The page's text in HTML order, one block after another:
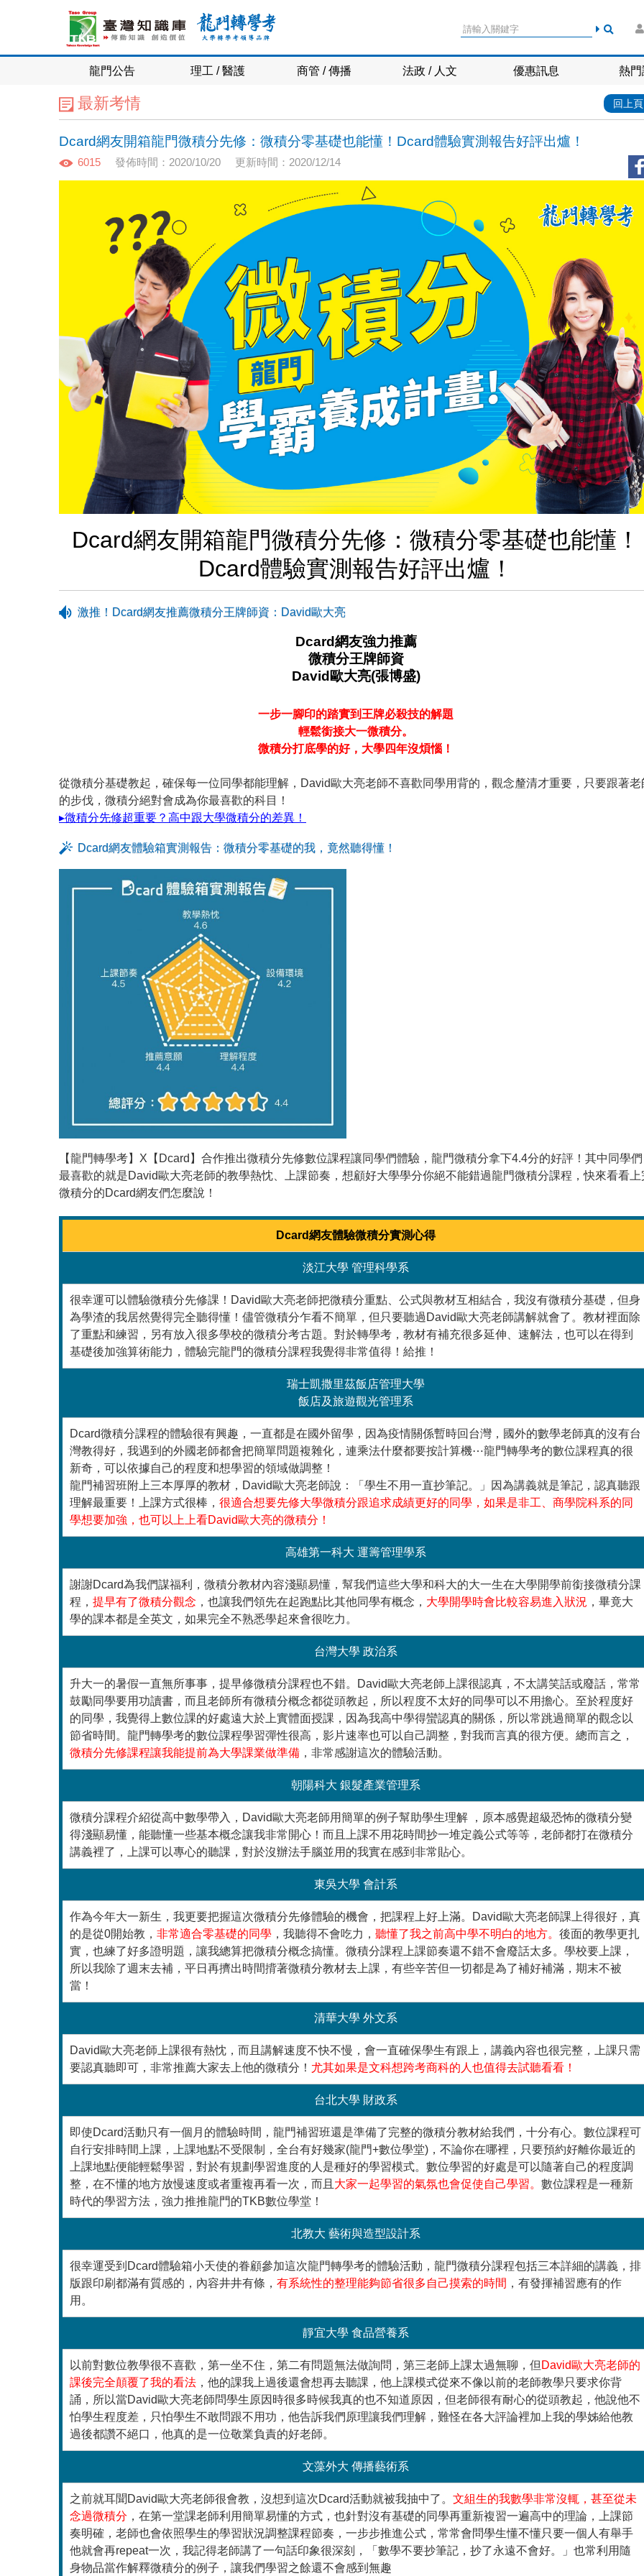
龍門公告 理工 / 醫護 商管 / 傳播 法政 / 人文 優惠訊息 熱
最新考情 回上頁
Dcard網友開箱龍門微積分先修：微積分零基礎也能懂！Dcard體驗實測報告好評出爐！
6015 發佈時間：2020/10/20 更新時間：2020/12/14
Dcard網友開箱龍門微積分先修：微積分零基礎也能懂！
Dcard體驗實測報告好評出爐！
激推！Dcard網友推薦微積分王牌師資：David歐大亮
Dcard網友強力推薦
微積分王牌師資
David歐大亮(張博盛)
一步一腳印的踏實到王牌必殺技的解題
輕鬆銜接大一微積分。
微積分打底學的好，大學四年沒煩惱！
從微積分基礎教起，確保每一位同學都能理解，David歐大亮老師不喜歡同學用背的，觀念釐清才重要，只要跟著老
的步伐，微積分絕對會成為你最喜歡的科目！
▸微積分先修超重要？高中跟大學微積分的差異！
Dcard網友體驗箱實測報告：微積分零基礎的我，竟然聽得懂！
【龍門轉學考】X【Dcard】合作推出微積分先修數位課程讓同學們體驗，龍門微積分拿下4.4分的好評！其中同學們
最喜歡的就是David歐大亮老師的教學熱忱、上課節奏，想顧好大學學分你絕不能錯過龍門微積分課程，快來看看上
微積分的Dcard網友們怎麼說！
Dcard網友體驗微積分實測心得
淡江大學 管理科學系
很幸運可以體驗微積分先修課！David歐大亮老師把微積分重點、公式與教材互相結合，我沒有微積分基礎，但身
為學渣的我居然覺得完全聽得懂！儘管微積分乍看不簡單，但只要聽過David歐大亮老師講解就會了。教材裡面除
了重點和練習，另有放入很多學校的微積分考古題。對於轉學考，教材有補充很多延伸、速解法，也可以在得到
基礎後加強算術能力，體驗完龍門的微積分課程我覺得非常值得！給推！
瑞士凱撒里茲飯店管理大學
飯店及旅遊觀光管理系
Dcard微積分課程的體驗很有興趣，一直都是在國外留學，因為疫情關係暫時回台灣，國外的數學老師真的沒有台
灣教得好，我遇到的外國老師都會把簡單問題複雜化，連乘法什麼都要按計算機⋯龍門轉學考的數位課程真的很
新奇，可以依據自己的程度和想學習的領域做調整！
龍門補習班附上三本厚厚的教材，David歐大亮老師說：「學生不用一直抄筆記。」因為講義就是筆記，認真聽跟
理解最重要！上課方式很棒， 很適合想要先修大學微積分跟追求成績更好的同學 ，如果是非工、商學院科系的同
學想要加強，也可以上上看David歐大亮的微積分！
高雄第一科大 運籌管理學系
謝謝Dcard為我們謀福利，微積分教材內容淺顯易懂，幫我們這些大學和科大的大一生在大學開學前銜接微積分課
程， 提早有了微積分觀念 ，也讓我們領先在起跑點比其他同學有概念， 大學開學時會比較容易進入狀況 ，畢竟大
學的課本都是全英文，如果完全不熟悉學起來會很吃力。
台灣大學 政治系
升大一的暑假一直無所事事，提早修微積分課程也不錯。David歐大亮老師上課很認真，不太講笑話或廢話，常常
鼓勵同學要用功讀書，而且老師所有微積分概念都從頭教起，所以程度不太好的同學可以不用擔心。至於程度好
的同學，我覺得上數位課的好處遠大於上實體面授課，因為我高中學得蠻認真的關係，所以常跳過簡單的觀念以
節省時間。龍門轉學考的數位課程學習彈性很高，影片速率也可以自己調整，對我而言真的很方便。總而言之，
微積分先修課程讓我能提前為大學課業做準備 ，非常感謝這次的體驗活動。
朝陽科大 銀髮產業管理系
微積分課程介紹從高中數學帶入，David歐大亮老師用簡單的例子幫助學生理解 ，原本感覺超級恐怖的微積分變
得淺顯易懂，能聽懂一些基本概念讓我非常開心！而且上課不用花時間抄一堆定義公式等等，老師都打在微積分
講義裡了，上課可以專心的聽課，對於沒辦法手腦並用的我實在感到非常貼心。
東吳大學 會計系
作為今年大一新生，我更要把握這次微積分先修體驗的機會，把課程上好上滿。David歐大亮老師課上得很好，真
的是從0開始教， 非常適合零基礎的同學 ，我聽得不會吃力， 聽懂了我之前高中學不明白的地方。 後面的教學更扎
實，也練了好多證明題，讓我總算把微積分概念搞懂。微積分課程上課節奏還不錯不會廢話太多。學校要上課，
所以我除了週末去補，平日再擠出時間揹著微積分教材去上課，有些辛苦但一切都是為了補好補滿，期末不被
當！
清華大學 外文系
David歐大亮老師上課很有熱忱，而且講解速度不快不慢，會一直確保學生有跟上，講義內容也很完整，上課只需
要認真聽即可，非常推薦大家去上他的微積分！ 尤其如果是文科想跨考商科的人也值得去試聽看看！
台北大學 財政系
即使Dcard活動只有一個月的體驗時間，龍門補習班還是準備了完整的微積分教材給我們，十分有心。數位課程可
自行安排時間上課，上課地點不受限制，全台有好幾家(龍門+數位學堂)，不論你在哪裡，只要預約好離你最近的
上課地點便能輕鬆學習，對於有規劃學習進度的人是種好的學習模式。數位學習的好處是可以隨著自己的程度調
整，在不懂的地方放慢速度或者重複再看一次，而且 大家一起學習的氣氛也會促使自己學習。 數位課程是一種新
時代的學習方法，強力推推龍門的TKB數位學堂！
北教大 藝術與造型設計系
很幸運受到Dcard體驗箱小天使的眷顧參加這次龍門轉學考的體驗活動，龍門微積分課程包括三本詳細的講義，排
版跟印刷都滿有質感的，內容井井有條， 有系統性的整理能夠節省很多自己摸索的時間 ，有發揮補習應有的作
用。
靜宜大學 食品營養系
以前對數位教學很不喜歡，第一坐不住，第二有問題無法做詢問，第三老師上課太過無聊，但 David歐大亮老師的
課後完全顛覆了我的看法 ，他的課我上過後還會想再去聽課，他上課模式從來不像以前的老師教學只要求你背
誦，所以當David歐大亮老師問學生原因時很多時候我真的也不知道原因，但老師很有耐心的從頭教起，他說他不
怕學生程度差，只怕學生不敢問跟不用功，他告訴我們原理讓我們理解，難怪在各大評論裡加上我的學姊給他教
過後都讚不絕口，他真的是一位敬業負責的好老師。
文藻外大 傳播藝術系
之前就耳聞David歐大亮老師很會教，沒想到這次Dcard活動就被我抽中了。 文組生的我數學非常沒輒，甚至從未
念過微積分 ，在第一堂課老師利用簡單易懂的方式，也針對沒有基礎的同學再重新複習一遍高中的理論，上課節
奏明確，老師也會依照學生的學習狀況調整課程節奏，一步步推進公式，常常會問學生懂不懂只要一個人有舉手
他就會再repeat一次，我記得老師講了一句話印象很深刻，「數學不要抄筆記，抄了永遠不會好。」也常利用隨
身物品當作解釋微積分的例子，讓我們學習之餘還不會感到無趣